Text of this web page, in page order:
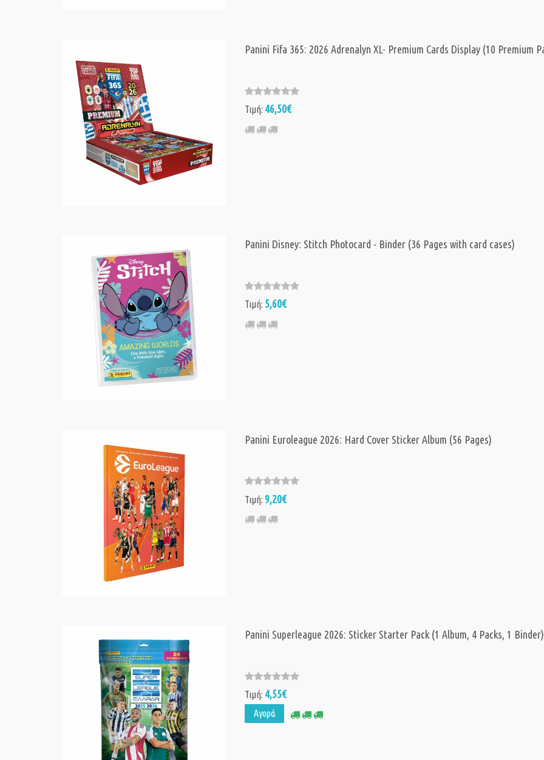
Panini Fifa 365: 2026 Adrenalyn XL- Premium Cards Display (10 Premium
Τιμή: 46,50€
Panini Disney: Stitch Photocard - Binder (36 Pages with card cases)
Τιμή: 5,60€
Panini Euroleague 2026: Hard Cover Sticker Album (56 Pages)
Τιμή: 9,20€
Panini Superleague 2026: Sticker Starter Pack (1 Album, 4 Packs, 1 Binder)
Τιμή: 4,55€
Αγορά